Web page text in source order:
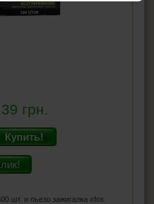
грн.
Купить!
шт. и пьезо зажигалка xfox.